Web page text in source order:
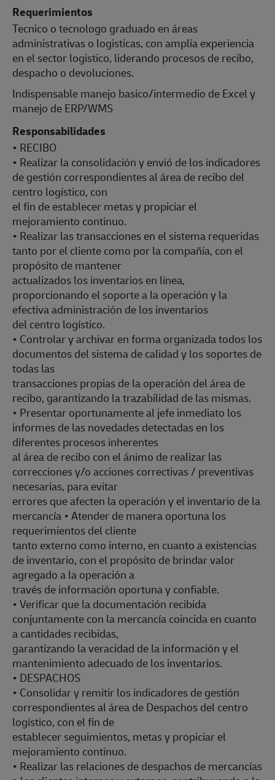
Requerimientos
Tecnico o tecnologo graduado en áreas
administrativas o logisticas, con amplia experiencia
en el sector logistico, liderando procesos de recibo,
despacho o devoluciones.
Indispensable manejo basico/intermedio de Excel y
manejo de ERP/WMS
Responsabilidades
• RECIBO
• Realizar la consolidación y envió de los indicadores
de gestión correspondientes al área de recibo del
centro logístico, con
el fin de establecer metas y propiciar el
mejoramiento continuo.
• Realizar las transacciones en el sistema requeridas
tanto por el cliente como por la compañía, con el
propósito de mantener
actualizados los inventarios en línea,
proporcionando el soporte a la operación y la
efectiva administración de los inventarios
del centro logístico.
• Controlar y archivar en forma organizada todos los
documentos del sistema de calidad y los soportes de
todas las
transacciones propias de la operación del área de
recibo, garantizando la trazabilidad de las mismas.
• Presentar oportunamente al jefe inmediato los
informes de las novedades detectadas en los
diferentes procesos inherentes
al área de recibo con el ánimo de realizar las
correcciones y/o acciones correctivas / preventivas
necesarias, para evitar
errores que afecten la operación y el inventario de la
mercancía • Atender de manera oportuna los
requerimientos del cliente
tanto externo como interno, en cuanto a existencias
de inventario, con el propósito de brindar valor
agregado a la operación a
través de información oportuna y confiable.
• Verificar que la documentación recibida
conjuntamente con la mercancía coincida en cuanto
a cantidades recibidas,
garantizando la veracidad de la información y el
mantenimiento adecuado de los inventarios.
• DESPACHOS
• Consolidar y remitir los indicadores de gestión
correspondientes al área de Despachos del centro
logístico, con el fin de
establecer seguimientos, metas y propiciar el
mejoramiento continuo.
• Realizar las relaciones de despachos de mercancías